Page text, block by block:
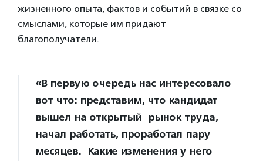
жизненного опыта, фактов и событий в связке со
смыслами, которые им придают
благополучатели.
«В первую очередь нас интересовало
вот что: представим, что кандидат
вышел на открытый рынок труда,
начал работать, проработал пару
месяцев. Какие изменения у него